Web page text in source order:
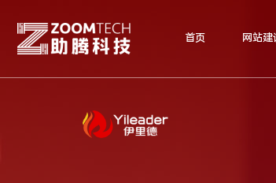
首页 网站建